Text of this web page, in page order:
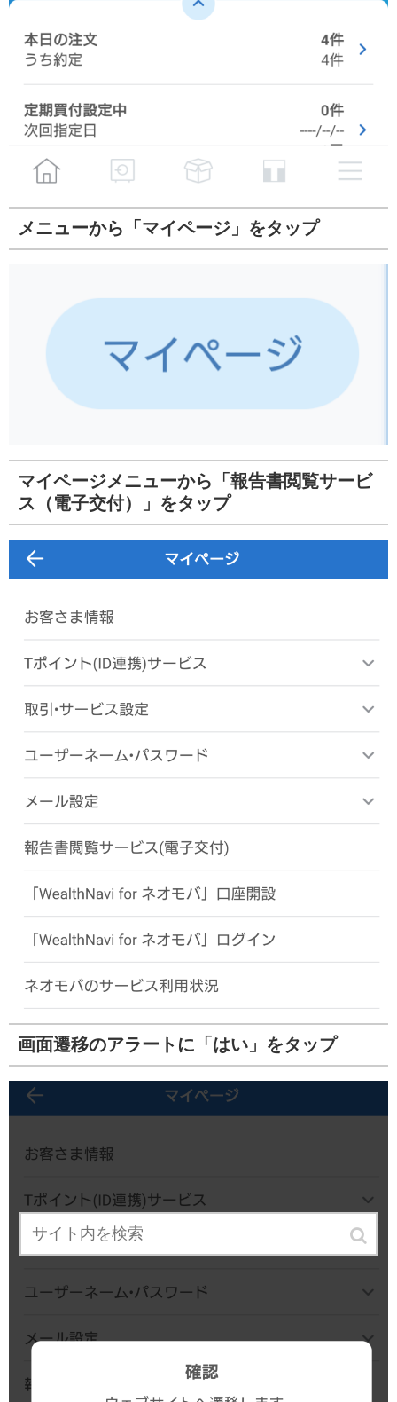
メニューから「マイページ」をタップ
マイページメニューから「報告書閲覧サービ
ス（電子交付）」をタップ
画面遷移のアラートに「はい」をタップ